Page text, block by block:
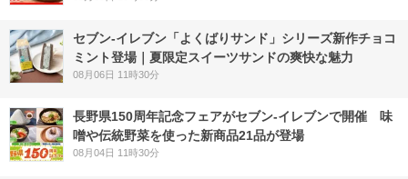
セブン‐イレブン「よくばりサンド」シリーズ新作チョコ
ミント登場｜夏限定スイーツサンドの爽快な魅力
08月06日 11時30分
長野県150周年記念フェアがセブン-イレブンで開催 味
噌や伝統野菜を使った新商品21品が登場
08月04日 11時30分